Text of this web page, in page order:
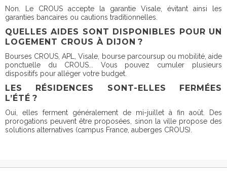
Non. Le CROUS accepte la garantie Visale, évitant ainsi les
garanties bancaires ou cautions traditionnelles.
QUELLES AIDES SONT DISPONIBLES POUR UN
LOGEMENT CROUS À DIJON ?
Bourses CROUS, APL, Visale, bourse parcoursup ou mobilité, aide
ponctuelle du CROUS... Vous pouvez cumuler plusieurs
dispositifs pour alléger votre budget.
LES RÉSIDENCES SONT-ELLES FERMÉES
L’ÉTÉ ?
Oui, elles ferment généralement de mi-juillet à fin août. Des
prorogations peuvent être proposées, sinon la ville propose des
solutions alternatives (campus France, auberges CROUS).